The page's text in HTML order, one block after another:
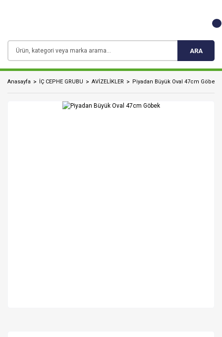
ARA
Anasayfa İÇ CEPHE GRUBU AVİZELİKLER Piyadan Büyük Oval 47cm Göbek